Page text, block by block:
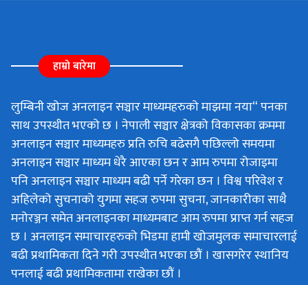
हाम्रो बारेमा
लुम्बिनी खोज अनलाइन सञ्चार माध्यमहरुको माझमा नया“ पनका
साथ उपस्थीत भएको छ । नेपाली सञ्चार क्षेत्रको विकासका क्रममा
अनलाइन सञ्चार माध्यमहरु प्रति रुचि बढेसगै पछिल्लो समयमा
अनलाइन सञ्चार माध्यम धेरै आएका छन र आम रुपमा रोजाइमा
पनि अनलाइन सञ्चार माध्यम बढी पर्ने गरेका छन । विश्व परिवेश र
अहिलेको सुचनाको युगमा सहज रुपमा सुचना, जानकारीका साथै
मनोरञ्जन समेत अनलाइनका माध्यमबाट आम रुपमा प्राप्त गर्न सहज
छ । अनलाइन समाचारहरुको भिडमा हामी खोजमुलक समाचारलाई
बढी प्रथामिकता दिने गरी उपस्थीत भएका छौं । खासगरेर स्थानिय
पनलाई बढी प्रथामिकतामा राखेका छौं ।